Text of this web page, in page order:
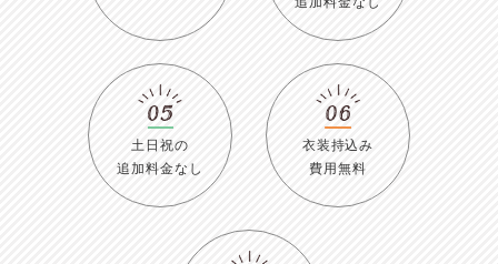
土日祝の
追加料金なし
衣装持込み
費用無料